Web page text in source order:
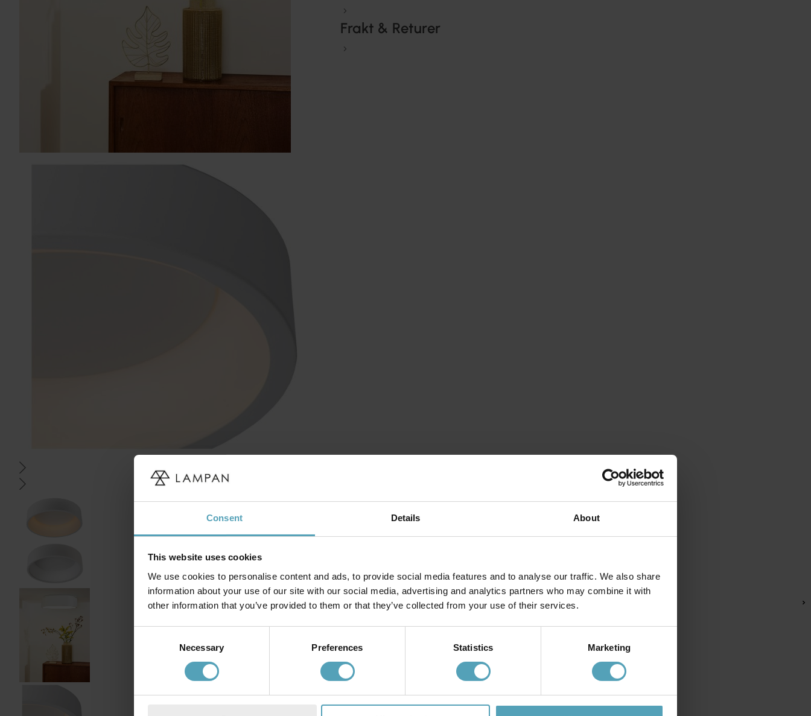
Consent Details About
This website uses cookies
We use cookies to personalise content and ads, to provide social media features and to analyse our traffic. We also share
information about your use of our site with our social media, advertising and analytics partners who may combine it with
other information that you’ve provided to them or that they’ve collected from your use of their services.
Necessary Preferences Statistics Marketing
Frakt & Returer